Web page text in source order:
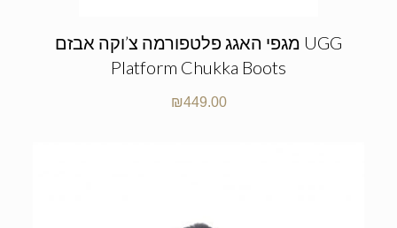
מגפי האגג פלטפורמה צ’וקה אבזם UGG
Platform Chukka Boots
₪449.00